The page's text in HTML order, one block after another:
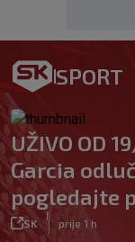
SPORT
UŽIVO OD
Garcia
pogledajte
SK prije 1 h